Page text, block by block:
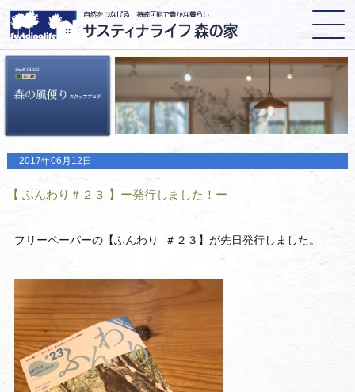
2017年06月12日
【 ふんわり＃２３ 】ー発行しました！ー
フリーペーパーの【ふんわり ＃２３】が先日発行しました。